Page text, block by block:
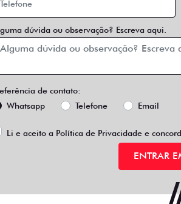
dúvida ou observação? Escreva aqui.
de contato:
Whatsapp
Telefone Email
Li e aceito a Política de Privacidadee
ENTRAR